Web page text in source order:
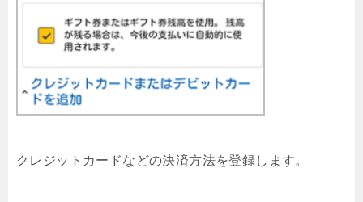
クレジットカードなどの決済方法を登録します。